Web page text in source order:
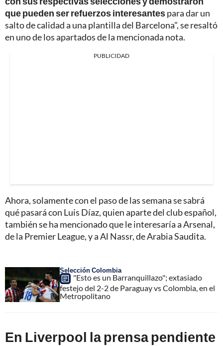
que pueden ser refuerzos interesantespara dar un
salto de calidad a una plantilla del Barcelona", se resaltó
en uno de los apartados de la mencionada nota.
PUBLICIDAD
Ahora, solamente con el paso de las semana se sabrá
qué pasará con Luis Díaz, quien aparte del club español,
también se ha mencionado que le interesaría a Arsenal,
de la Premier League, y a Al Nassr, de Arabia Saudita.
Selección Colombia
"Esto es un Barranquillazo"; extasiado
festejo del 2-2 de Paraguay vs Colombia, en el
Metropolitano
En Liverpool la prensa pendiente